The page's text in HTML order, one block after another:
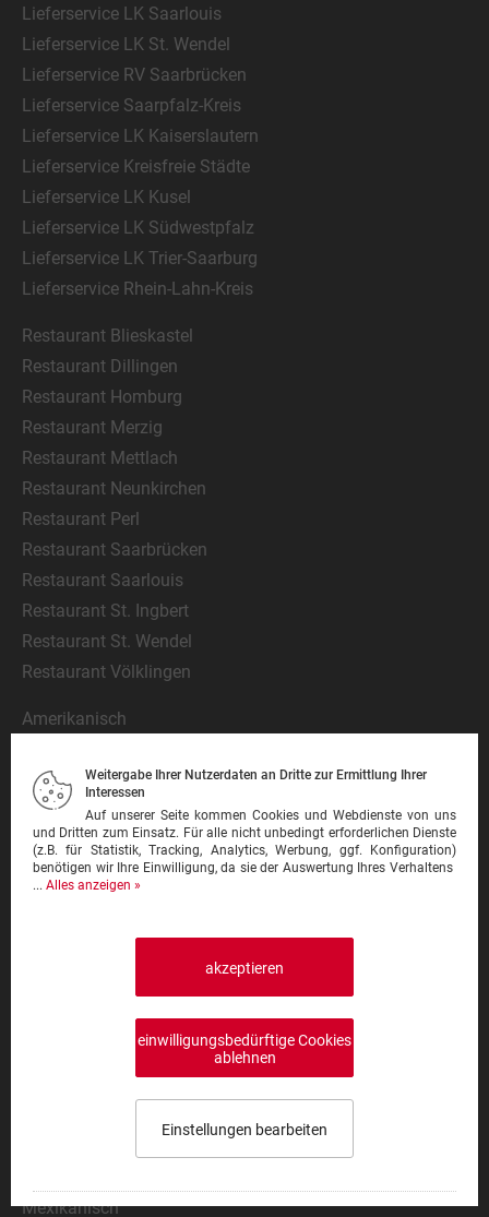
Lieferservice LK Saarlouis
Lieferservice LK St. Wendel
Lieferservice RV Saarbrücken
Lieferservice Saarpfalz-Kreis
Lieferservice LK Kaiserslautern
Lieferservice Kreisfreie Städte
Lieferservice LK Kusel
Lieferservice LK Südwestpfalz
Lieferservice LK Trier-Saarburg
Lieferservice Rhein-Lahn-Kreis
Restaurant Blieskastel
Restaurant Dillingen
Restaurant Homburg
Restaurant Merzig
Restaurant Mettlach
Restaurant Neunkirchen
Restaurant Perl
Restaurant Saarbrücken
Restaurant Saarlouis
Restaurant St. Ingbert
Restaurant St. Wendel
Restaurant Völklingen
Amerikanisch
Asiatisch
Burger
Burrito
Chinesisch
Gutbürgerliches
Mexikanisch
Weitergabe Ihrer Nutzerdaten an Dritte zur Ermittlung Ihrer
Interessen
Auf unserer Seite kommen Cookies und Webdienste von uns
und Dritten zum Einsatz. Für alle nicht unbedingt erforderlichen Dienste
(z.B. für Statistik, Tracking, Analytics, Werbung, ggf. Konfiguration)
benötigen wir Ihre Einwilligung, da sie der Auswertung Ihres Verhaltens
... Alles anzeigen »
akzeptieren
einwilligungsbedürftige Cookies
ablehnen
Einstellungen bearbeiten